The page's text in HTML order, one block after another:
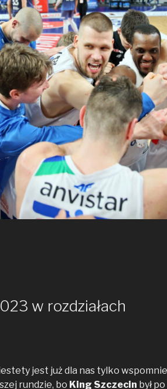
w rozdziałach
jest już dla nas tylko
rundzie, bo King Szczecin był